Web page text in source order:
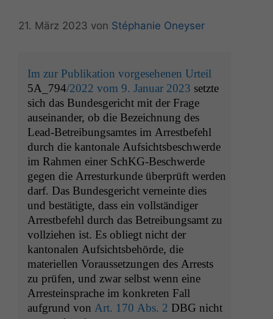
21. März 2023 von Stéphanie Oneyser
Im zur Publikation vorgesehenen Urteil
5A_794/2022 vom 9. Januar 2023 setzte
sich das Bundesgericht mit der Frage
auseinander, ob die Bezeichnung des
Lead-Betreibungsamtes im Arrestbefehl
durch die kantonale Aufsichtsbeschwerde
im Rahmen einer SchKG-Beschwerde
gegen die Arresturkunde überprüft werden
darf. Das Bundesgericht verneinte dies
und bestätigte, dass ein vollständiger
Arrestbefehl durch das Betreibungsamt zu
vollziehen ist. Es obliegt nicht der
kantonalen Aufsichtsbehörde, die
materiellen Voraussetzungen des Arrests
zu prüfen, und zwar selbst wenn eine
Arresteinsprache im konkreten Fall
aufgrund von Art. 170 Abs. 2 DBG nicht